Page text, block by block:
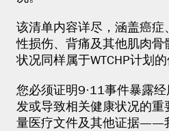
该清单内容详尽，涵盖癌症
性损伤、背痛及其他肌肉骨
状况同样属于WTCHP计划的
您必须证明9·11事件暴露
发或导致相关健康状况的重
量医疗文件及其他证据——